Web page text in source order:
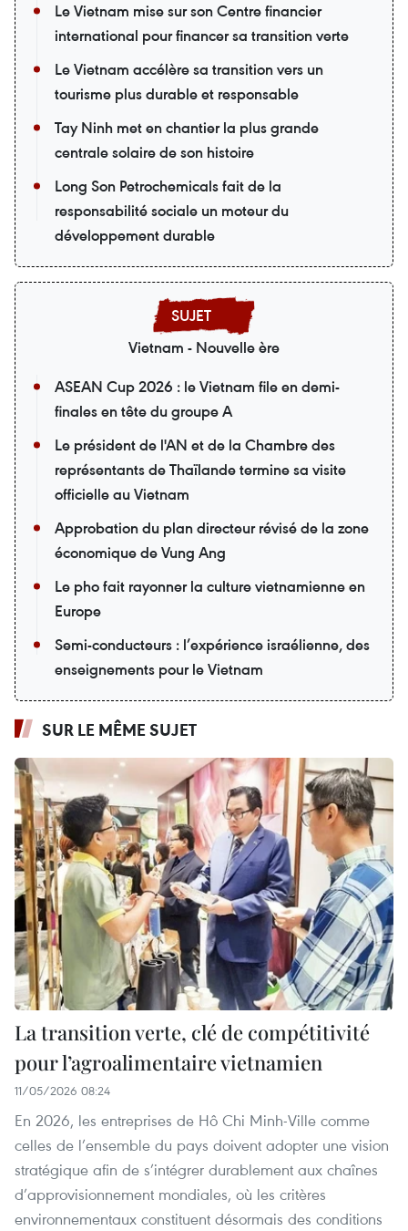
Le Vietnam mise sur son Centre financier
international pour financer sa transition verte
Le Vietnam accélère sa transition vers un
tourisme plus durable et responsable
Tay Ninh met en chantier la plus grande
centrale solaire de son histoire
Long Son Petrochemicals fait de la
responsabilité sociale un moteur du
développement durable
Vietnam - Nouvelle ère
ASEAN Cup 2026 : le Vietnam file en demi-
finales en tête du groupe A
Le président de l'AN et de la Chambre des
représentants de Thaïlande termine sa visite
officielle au Vietnam
Approbation du plan directeur révisé de la zone
économique de Vung Ang
Le pho fait rayonner la culture vietnamienne en
Europe
Semi-conducteurs : l’expérience israélienne, des
enseignements pour le Vietnam
SUR LE MÊME SUJET
La transition verte, clé de compétitivité
pour l’agroalimentaire vietnamien
11/05/2026 08:24
En 2026, les entreprises de Hô Chi Minh-Ville comme
celles de l’ensemble du pays doivent adopter une vision
stratégique afin de s’intégrer durablement aux chaînes
d’approvisionnement mondiales, où les critères
environnementaux constituent désormais des conditions